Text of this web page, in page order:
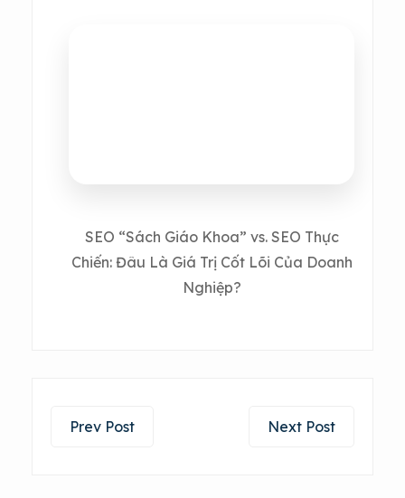
SEO “Sách Giáo Khoa” vs. SEO Thực
Chiến: Đâu Là Giá Trị Cốt Lõi Của Doanh
Nghiệp?
Prev Post Next Post